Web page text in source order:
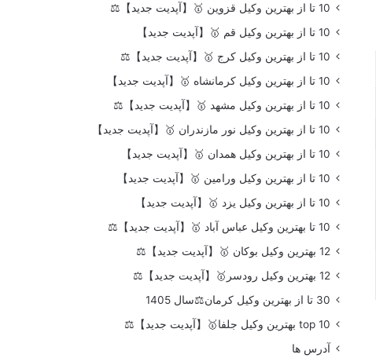
10 تا از بهترین وکیل قزوین 🥇【آپدیت جدید】⚖️
10 تا از بهترین وکیل قم 🥇【آپدیت جدید】
10 تا از بهترین وکیل کرج 🥇【آپدیت جدید】⚖️
10 تا از بهترین وکیل کرمانشاه 🥇【آپدیت جدید】
10 تا از بهترین وکیل مشهد 🥇【آپدیت جدید】⚖️
10 تا از بهترین وکیل نور مازندران 🥇【آپدیت جدید】
10 تا از بهترین وکیل همدان 🥇【آپدیت جدید】
10 تا از بهترین وکیل ورامین 🥇【آپدیت جدید】
10 تا از بهترین وکیل یزد 🥇【آپدیت جدید】
10 تا بهترین وکیل عباس آباد 🥇【آپدیت جدید】⚖️
12 بهترین وکیل بوکان 🥇【آپدیت جدید】⚖️
12 بهترین وکیل رودسر🥇【آپدیت جدید】⚖️
30 تا از بهترین وکیل کرمان⚖️سال 1405
top 10 بهترین وکیل جلفا🥇【آپدیت جدید】⚖️
آدرس ها